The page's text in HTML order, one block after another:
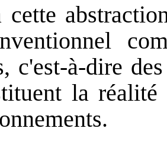
cette
c'est-à-dire
la